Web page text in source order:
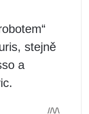
stejně
a